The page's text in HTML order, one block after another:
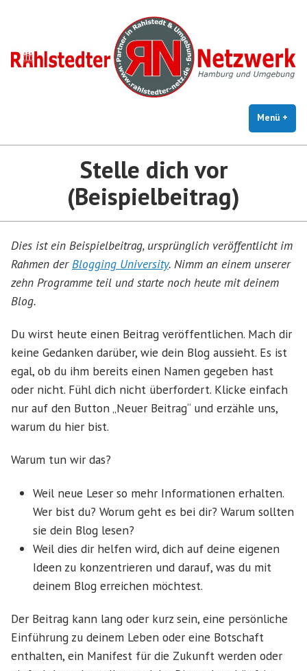
Menü +
Stelle dich vor
(Beispielbeitrag)
Dies ist ein Beispielbeitrag, ursprünglich veröffentlicht im
Rahmen derBlogging University. Nimm an einem unserer
zehn Programme teil und starte noch heute mit deinem
Blog.
Du wirst heute einen Beitrag veröffentlichen. Mach dir
keine Gedanken darüber, wie dein Blog aussieht. Es ist
egal, ob du ihm bereits einen Namen gegeben hast
oder nicht. Fühl dich nicht überfordert. Klicke einfach
nur auf den Button „Neuer Beitrag“ und erzähle uns,
warum du hier bist.
Warum tun wir das?
Weil neue Leser so mehr Informationen erhalten.
Wer bist du? Worum geht es bei dir? Warum sollten
sie dein Blog lesen?
Weil dies dir helfen wird, dich auf deine eigenen
Ideen zu konzentrieren und darauf, was du mit
deinem Blog erreichen möchtest.
Der Beitrag kann lang oder kurz sein, eine persönliche
Einführung zu deinem Leben oder eine Botschaft
enthalten, ein Manifest für die Zukunft werden oder